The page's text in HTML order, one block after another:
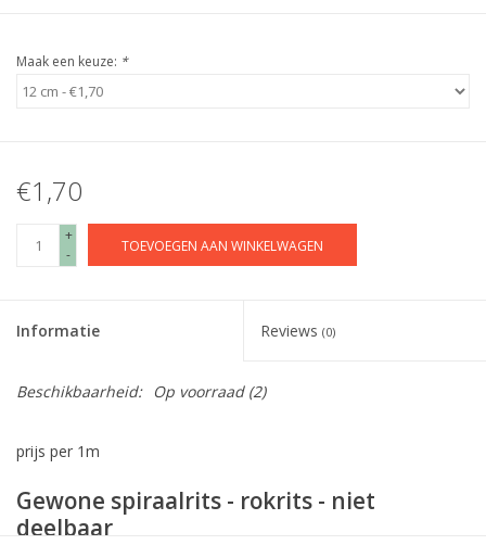
Maak een keuze: *
€1,70
+
-
TOEVOEGEN AAN WINKELWAGEN
Informatie Reviews (0)
Beschikbaarheid: Op voorraad(2)
prijs per 1m
Gewone spiraalrits - rokrits - niet
deelbaar